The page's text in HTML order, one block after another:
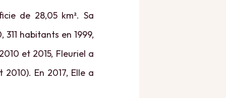
de 28,05 km². Sa
habitants en 1999,
et 2015, Fleuriel a
En 2017, Elle a